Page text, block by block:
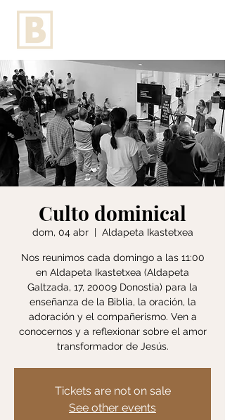
Culto dominical
dom, 04 abr
  |
Aldapeta Ikastetxea
Nos reunimos cada domingo a las 11:00
en Aldapeta Ikastetxea (Aldapeta
Galtzada, 17, 20009 Donostia) para la
enseñanza de la Biblia, la oración, la
adoración y el compañerismo. Ven a
conocernos y a reflexionar sobre el amor
transformador de Jesús.
Tickets are not on sale
See other events